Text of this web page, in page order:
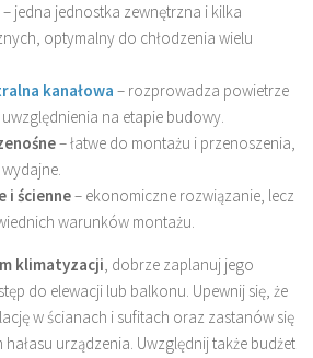
– jedna jednostka zewnętrzna i kilka
optymalny do chłodzenia wielu
kanałowa – rozprowadza powietrze
na etapie budowy.
– łatwe do montażu i przenoszenia,
i ścienne– ekonomiczne rozwiązanie, lecz
warunków montażu.
klimatyzacji, dobrze zaplanuj jego
do elewacji lub balkonu. Upewnij się, że
w ścianach i sufitach oraz zastanów się
urządzenia. Uwzględnij także budżet